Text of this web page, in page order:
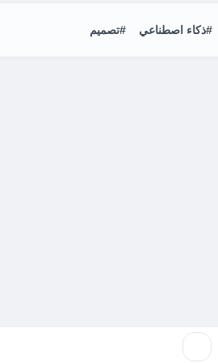
#ذكاء اصطناعي #تصميم